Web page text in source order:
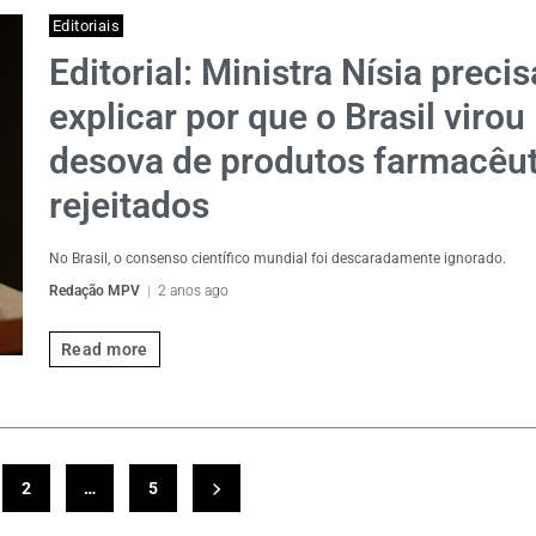
Editoriais
Editorial: Ministra Nísia
explicar por que o Brasil virou
desova de produtos
rejeitados
No Brasil, o consenso científico mundial foi descaradamente ignorado.
Redação MPV
2 anos ago
Read more
2 … 5